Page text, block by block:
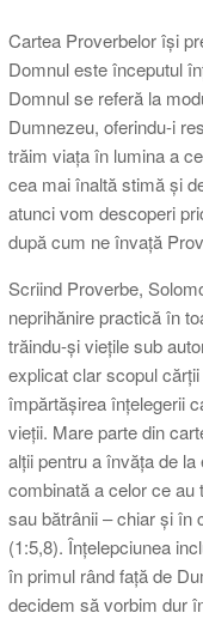
Cartea Proverbelor își
Domnul este începutul
Domnul se referă la
Dumnezeu, oferindu-i
trăim viața în lumina a
cea mai înaltă stimă și
atunci vom descoperi
după cum ne învață
Scriind Proverbe,
neprihănire practică în
trăindu-și viețile sub
explicat clar scopul
împărtășirea înțelegerii
vieții. Mare parte din
alții pentru a învăța de
combinată a celor ce au
sau bătrânii – chiar și în
(1:5,8). Înțelepciunea
în primul rând față de
decidem să vorbim dur